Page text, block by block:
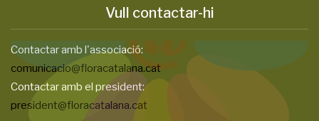
Vull contactar-hi
Contactar amb l'associació:
comunicacio@floracatalana.cat
Contactar amb el president:
president@floracatalana.cat